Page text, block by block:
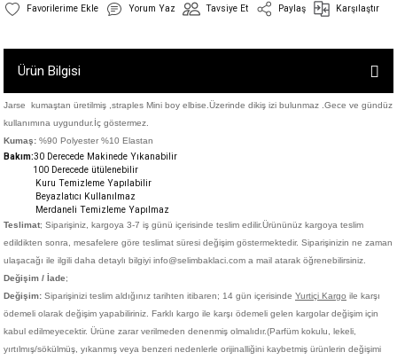
Yorum Yaz Tavsiye Et Paylaş Karşılaştır
Ürün Bilgisi
Jarse kumaştan üretilmiş ,straples Mini boy elbise.Üzerinde dikiş izi bulunmaz .Gece ve gündüz
kullanımına uygundur.İç göstermez.
Kumaş: %90 Polyester %10 Elastan
Bakım:30 Derecede Makinede Yıkanabilir
100 Derecede ütülenebilir
Kuru Temizleme Yapılabilir
Beyazlatıcı Kullanılmaz
Merdaneli Temizleme Yapılmaz
Teslimat; Siparişiniz, kargoya 3-7 iş günü içerisinde teslim edilir.Ürününüz kargoya teslim
edildikten sonra, mesafelere göre teslimat süresi değişim göstermektedir. Siparişinizin ne zaman
ulaşacağı ile ilgili daha detaylı bilgiyi info@selimbaklaci.com a mail atarak öğrenebilirsiniz.
Değişim / İade;
Değişim: Siparişinizi teslim aldığınız tarihten itibaren; 14 gün içerisinde Yurtiçi Kargo ile karşı
ödemeli olarak değişim yapabiliriniz. Farklı kargo ile karşı ödemeli gelen kargolar değişim için
kabul edilmeyecektir. Ürüne zarar verilmeden denenmiş olmalıdır.(Parfüm kokulu, lekeli,
yırtılmış/sökülmüş, yıkanmış veya benzeri nedenlerle orijinalliğini kaybetmiş ürünlerin değişimi